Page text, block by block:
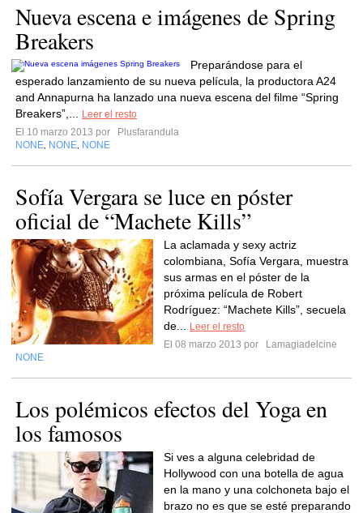
Nueva escena e imágenes de Spring
Breakers
Preparándose para el
esperado lanzamiento de su nueva película, la productora A24
and Annapurna ha lanzado una nueva escena del filme “Spring
Breakers”,...
Leer el resto
El 10 marzo 2013 por
Plusfarandula
NONE NONE NONE
Sofía Vergara se luce en póster
oficial de “Machete Kills”
La aclamada y sexy actriz
colombiana, Sofía Vergara, muestra
sus armas en el póster de la
próxima película de Robert
Rodríguez: “Machete Kills”, secuela
de...
Leer el resto
El 08 marzo 2013 por
Lamagiadelcine
NONE
Los polémicos efectos del Yoga en
los famosos
Si ves a alguna celebridad de
Hollywood con una botella de agua
en la mano y una colchoneta bajo el
brazo no es que se esté preparando